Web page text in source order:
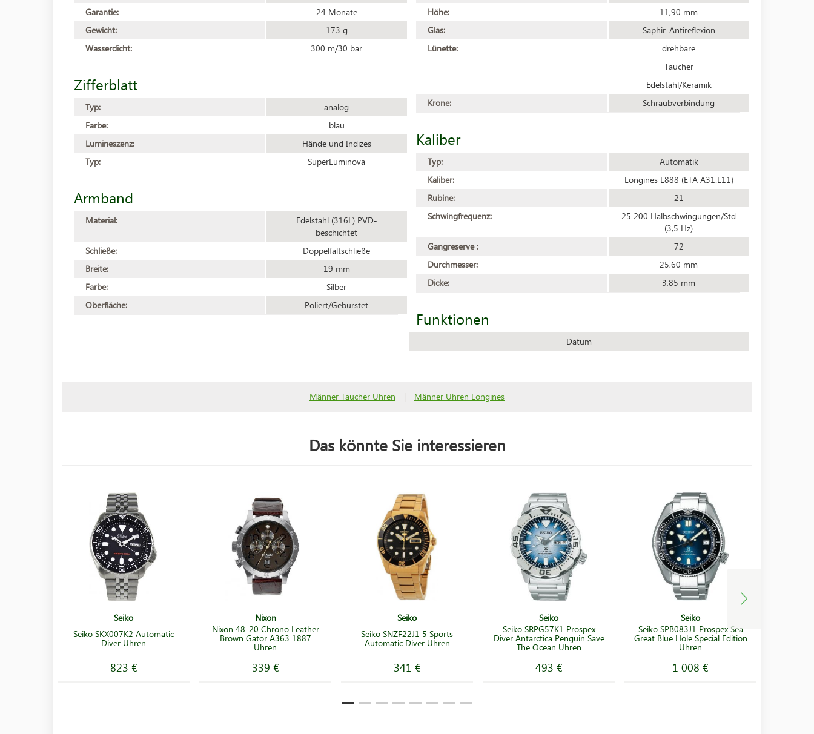
Garantie:
24 Monate
Gewicht:
173 g
Wasserdicht:
300 m/30 bar
Zifferblatt
Typ:
analog
Farbe:
blau
Lumineszenz:
Hände und Indizes
Typ:
SuperLuminova
Armband
Material:
Edelstahl (316L) PVD-
beschichtet
Schließe:
Doppelfaltschließe
Breite:
19 mm
Farbe:
Silber
Oberfläche:
Poliert/Gebürstet
Höhe:
11,90 mm
Glas:
Saphir-Antireflexion
Lünette:
drehbare
Taucher
Edelstahl/Keramik
Krone:
Schraubverbindung
Kaliber
Typ:
Automatik
Kaliber:
Longines L888 (ETA A31.L11)
Rubine:
21
Schwingfrequenz:
25 200 Halbschwingungen/Std
(3,5 Hz)
Gangreserve :
72
Durchmesser:
25,60 mm
Dicke:
3,85 mm
Funktionen
Datum
Männer Taucher Uhren | Männer Uhren Longines
Das könnte Sie interessieren
Seiko
Seiko SKX007K2 Automatic
Diver Uhren
823 €
Nixon
Nixon 48-20 Chrono Leather
Brown Gator A363 1887
Uhren
339 €
Seiko
Seiko SNZF22J1 5 Sports
Automatic Diver Uhren
341 €
Seiko
Seiko SRPG57K1 Prospex
Diver Antarctica Penguin Save
The Ocean Uhren
493 €
Seiko
Seiko SPB083J1 Prospex Sea
Great Blue Hole Special Edition
Uhren
1 008 €